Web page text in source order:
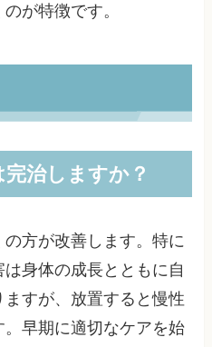
が特徴です。
治しますか？
方が改善します。特に
身体の成長とともに自
すが、放置すると慢性
早期に適切なケアを始